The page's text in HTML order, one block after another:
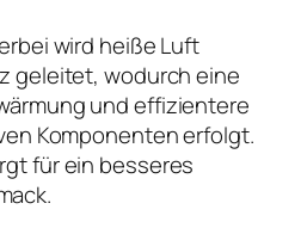
wird heiße Luft
geleitet, wodurch eine
und effizientere
Komponenten erfolgt.
für ein besseres